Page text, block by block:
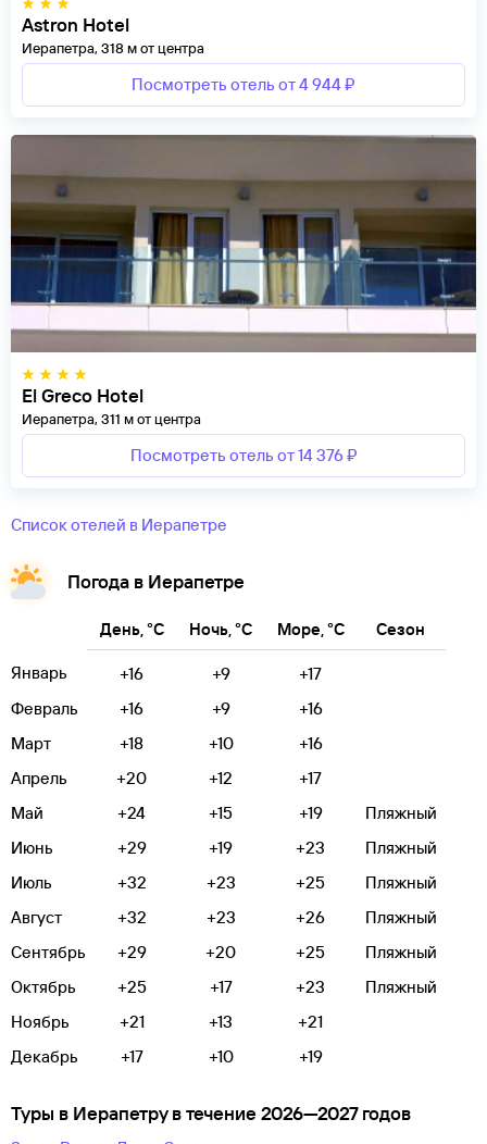
Astron Hotel
Иерапетра, 318 м от центра
Посмотреть отель от 4 944 ₽
El Greco Hotel
Иерапетра, 311 м от центра
Посмотреть отель от 14 376 ₽
Список отелей в Иерапетре
Погода в Иерапетре
День, °C Ночь, °C Море, °C Сезон
Январь +16 +9
+17
Февраль
+16 +9
+16
Март
+18 +10
+16
Апрель
+20 +12
+17
Май
+24 +15 +19
Пляжный
Июнь
+29 +19 +23
Пляжный
Июль
+32 +23 +25
Пляжный
Август
+32 +23 +26
Пляжный
Сентябрь
+29 +20 +25
Пляжный
Октябрь
+25 +17 +23
Пляжный
Ноябрь
+21 +13
+21
Декабрь
+17 +10 +19
Туры в Иерапетру в течение 2026—2027 годов